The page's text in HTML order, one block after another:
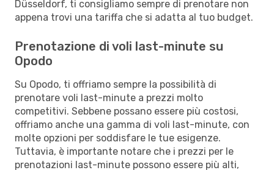
Düsseldorf, ti consigliamo sempre di prenotare non
appena trovi una tariffa che si adatta al tuo budget.
Prenotazione di voli last-minute su
Opodo
Su Opodo, ti offriamo sempre la possibilità di
prenotare voli last-minute a prezzi molto
competitivi. Sebbene possano essere più costosi,
offriamo anche una gamma di voli last-minute, con
molte opzioni per soddisfare le tue esigenze.
Tuttavia, è importante notare che i prezzi per le
prenotazioni last-minute possono essere più alti,